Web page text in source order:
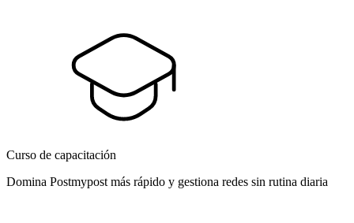
Curso de capacitación
Domina Postmypost más rápido y gestiona redes sin rutina diaria